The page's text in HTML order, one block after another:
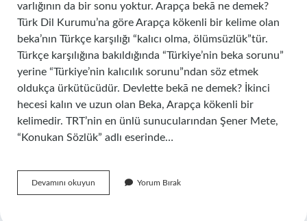
varlığının da bir sonu yoktur. Arapça bekā ne demek?
Türk Dil Kurumu’na göre Arapça kökenli bir kelime olan
beka’nın Türkçe karşılığı “kalıcı olma, ölümsüzlük”tür.
Türkçe karşılığına bakıldığında “Türkiye’nin beka sorunu”
yerine “Türkiye’nin kalıcılık sorunu”ndan söz etmek
oldukça ürkütücüdür. Devlette bekā ne demek? İkinci
hecesi kalın ve uzun olan Beka, Arapça kökenli bir
kelimedir. TRT’nin en ünlü sunucularından Şener Mete,
“Konukan Sözlük” adlı eserinde…
Devamını okuyun
Ismi
Yorum Bırak